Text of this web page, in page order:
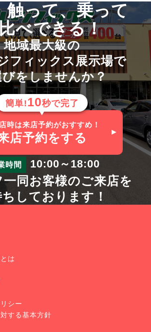
触って、乗って
べできる！
地域最大級の
フィックス展示場で
びをしませんか？
簡単!10秒で完了
時は来店予約がおすすめ！
店予約をする
時間 10:00～18:00
同お客様のご来店を
しております！
は
シー
する基本方針